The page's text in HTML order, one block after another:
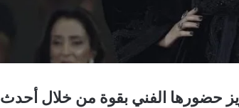
حضورها الفني بقوة من خلال أحدث